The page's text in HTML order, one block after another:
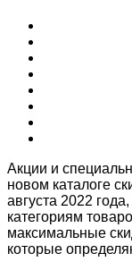
Акции и
новом каталоге
августа 2022
категориям
максимальные
которые